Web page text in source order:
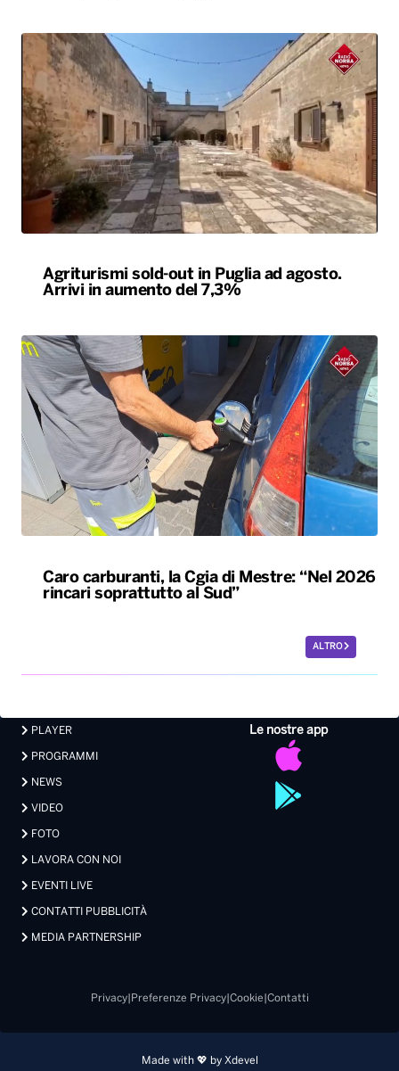
Agriturismi sold-out in Puglia ad agosto.
Arrivi in aumento del 7,3%
Caro carburanti, la Cgia di Mestre: “Nel 2026
rincari soprattutto al Sud”
ALTRO
Le nostre app
PLAYER
PROGRAMMI
NEWS
VIDEO
FOTO
LAVORA CON NOI
EVENTI LIVE
CONTATTI PUBBLICITÀ
MEDIA PARTNERSHIP
Privacy| Preferenze Privacy| Cookie Contatti
Made with 💖 by Xdevel